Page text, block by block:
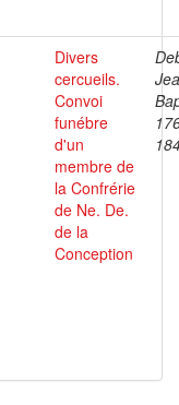
Divers
cercueils.
Convoi
funébre
d'un
membre de
la Confrérie
de Ne. De.
de la
Conception